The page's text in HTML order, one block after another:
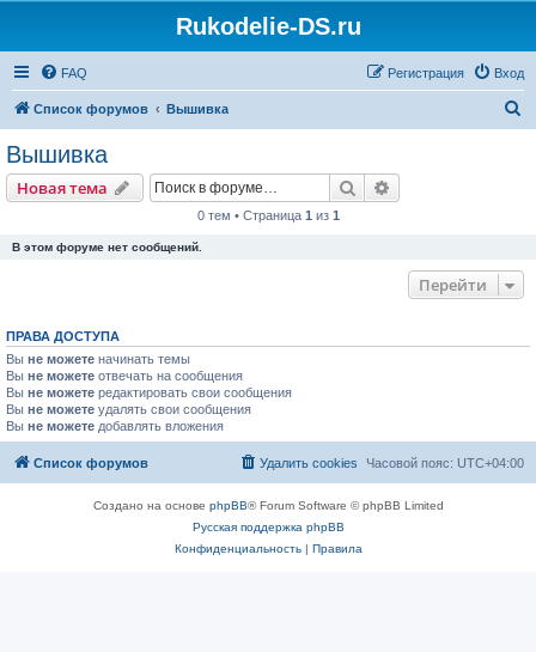
Rukodelie-DS.ru
FAQ Вход
Регистрация
Список форумов Вышивка
Вышивка
Новая тема Поиск
0 тем • Страница 1 из 1
В этом форуме нет сообщений.
Перейти
ПРАВА ДОСТУПА
Вы не можете начинать темы
Вы не можете отвечать на сообщения
Вы не можете редактировать свои сообщения
Вы не можете удалять свои сообщения
Вы не можете добавлять вложения
Список форумов Часовой пояс: UTC+04:00
Удалить cookies
Создано на основе phpBB® Forum Software © phpBB Limited
Русская поддержка phpBB
Конфиденциальность| Правила